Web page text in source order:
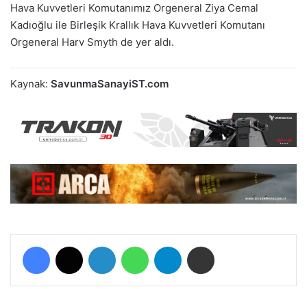
Hava Kuvvetleri Komutanımız Orgeneral Ziya Cemal
Kadıoğlu ile Birleşik Krallık Hava Kuvvetleri Komutanı
Orgeneral Harv Smyth de yer aldı.
Kaynak: SavunmaSanayiST.com